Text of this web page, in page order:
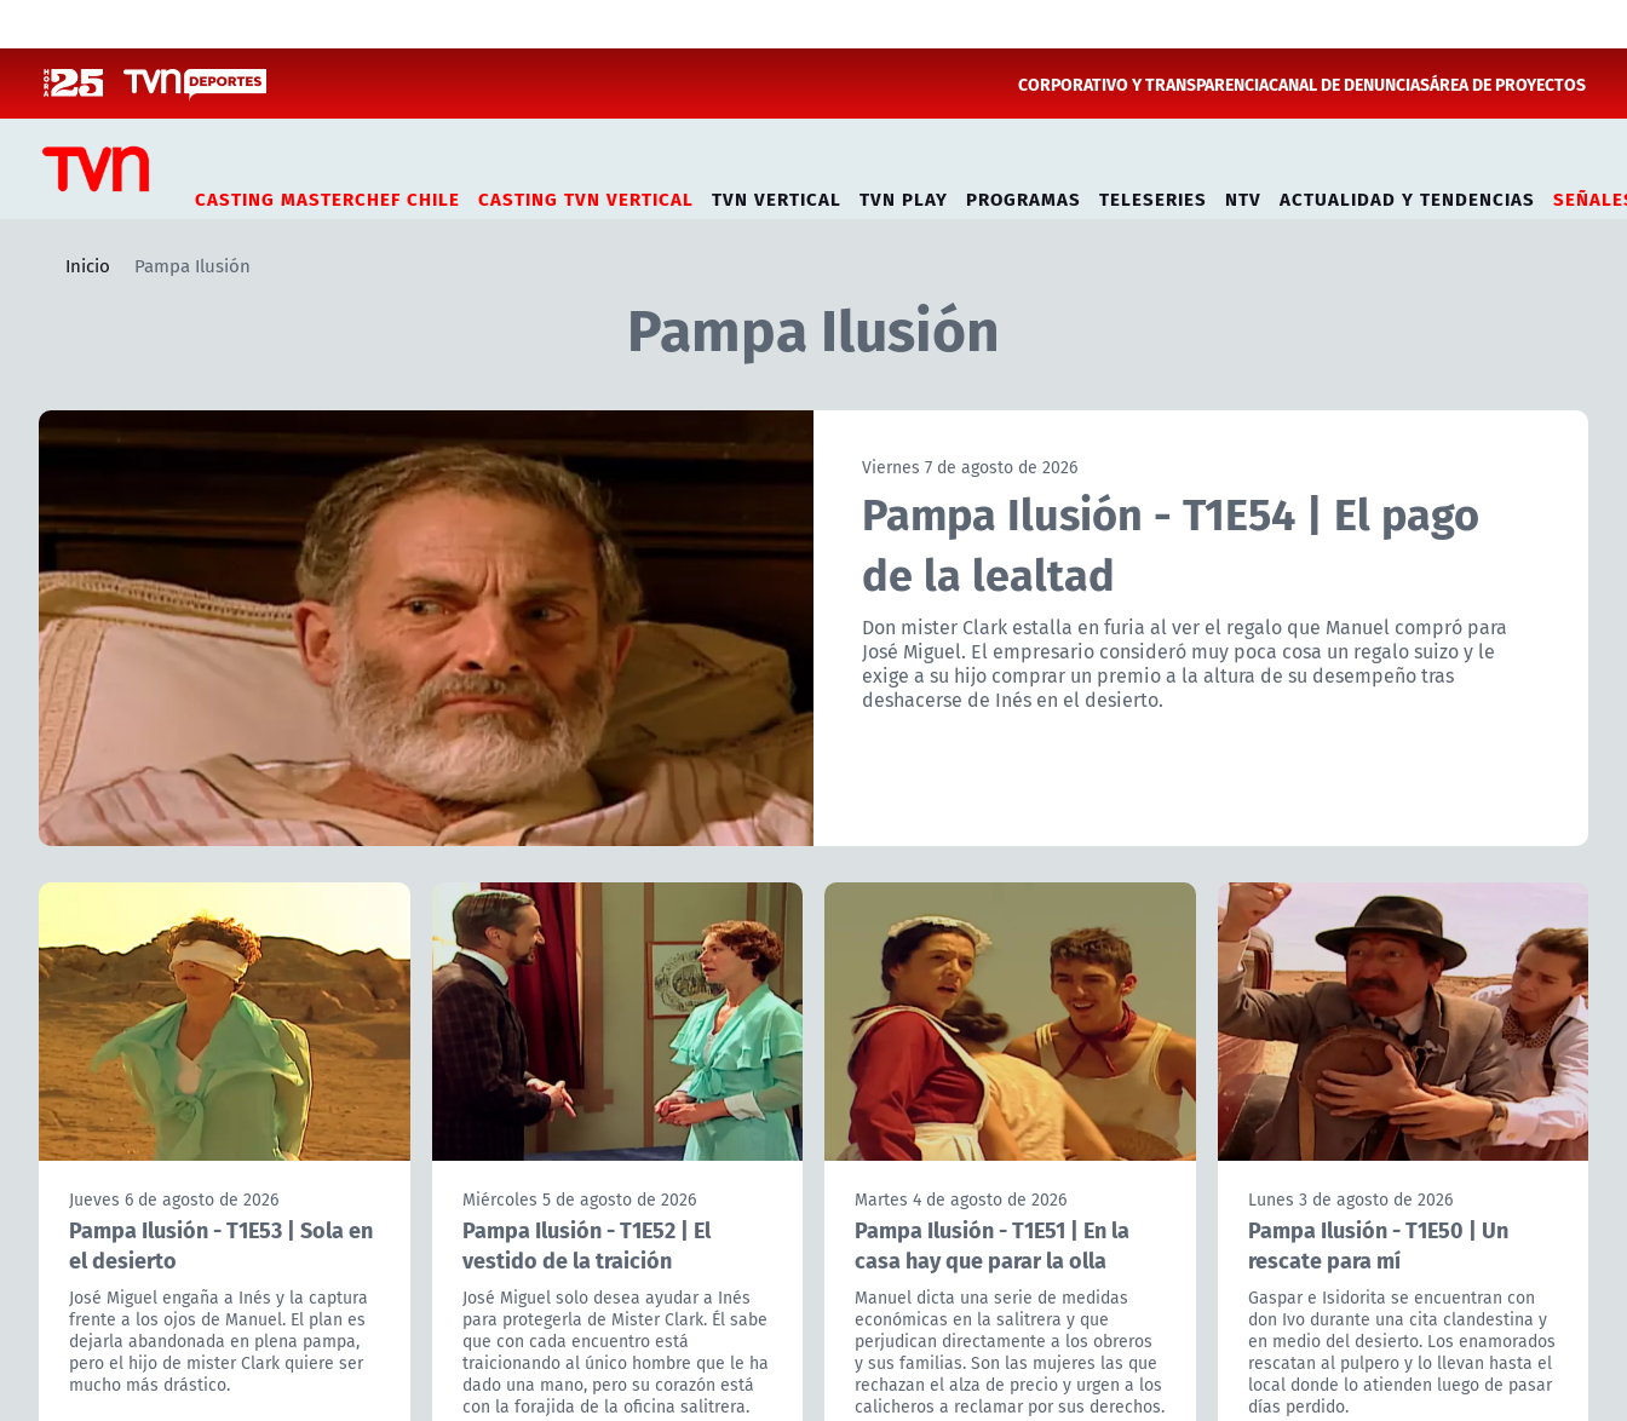
CORPORATIVO Y TRANSPARENCIACANAL DE DENUNCIASÁREA DE PROYECTOS
CASTING MASTERCHEF CHILE CASTING TVN VERTICAL TVN VERTICAL TVN PLAY PROGRAMAS TELESERIES NTV ACTUALIDAD Y TENDENCIAS
Inicio Pampa Ilusión
Pampa Ilusión
Artículos relacionados con Pampa Ilusión
Viernes 7 de agosto de 2026
Pampa Ilusión - T1E54 | El pago
de la lealtad
Don mister Clark estalla en furia al ver el regalo que Manuel compró para
José Miguel. El empresario consideró muy poca cosa un regalo suizo y le
exige a su hijo comprar un premio a la altura de su desempeño tras
deshacerse de Inés en el desierto.
Jueves 6 de agosto de 2026
Pampa Ilusión - T1E53 | Sola en
el desierto
José Miguel engaña a Inés y la captura
frente a los ojos de Manuel. El plan es
dejarla abandonada en plena pampa,
pero el hijo de mister Clark quiere ser
mucho más drástico.
Miércoles 5 de agosto de 2026
Pampa Ilusión - T1E52 | El
vestido de la traición
José Miguel solo desea ayudar a Inés
para protegerla de Mister Clark. Él sabe
que con cada encuentro está
traicionando al único hombre que le ha
dado una mano, pero su corazón está
con la forajida de la oficina salitrera.
Martes 4 de agosto de 2026
Pampa Ilusión - T1E51 | En la
casa hay que parar la olla
Manuel dicta una serie de medidas
económicas en la salitrera y que
perjudican directamente a los obreros
y sus familias. Son las mujeres las que
rechazan el alza de precio y urgen a los
calicheros a reclamar por sus derechos.
Lunes 3 de agosto de 2026
Pampa Ilusión - T1E50 | Un
rescate para mí
Gaspar e Isidorita se encuentran con
don Ivo durante una cita clandestina y
en medio del desierto. Los enamorados
rescatan al pulpero y lo llevan hasta el
local donde lo atienden luego de pasar
días perdido.